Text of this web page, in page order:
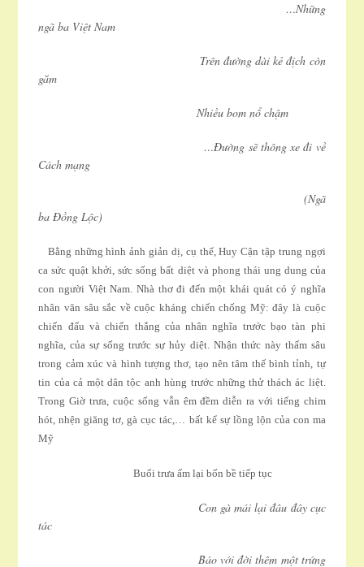
…Những
ngã ba Việt Nam
Trên đường dài kẻ địch còn
găm
Nhiều bom nổ chậm
…Ðường sẽ thông xe đi về
Cách mạng
(Ngã
ba Ðồng Lộc)
Bằng những hình ảnh giản dị, cụ thể, Huy Cận tập trung ngợi
ca sức quật khởi, sức sống bất diệt và phong thái ung dung của
con người Việt Nam. Nhà thơ đi đến một khái quát có ý nghĩa
nhân văn sâu sắc về cuộc kháng chiến chống Mỹ: đây là cuộc
chiến đấu và chiến thắng của nhân nghĩa trước bạo tàn phi
nghĩa, của sự sống trước sự hủy diệt. Nhận thức này thấm sâu
trong cảm xúc và hình tượng thơ, tạo nên tâm thế bình tỉnh, tự
tin của cả một dân tộc anh hùng trước những thử thách ác liệt.
Trong Giờ trưa, cuộc sống vẫn êm đềm diễn ra với tiếng chim
hót, nhện giăng tơ, gà cục tác,… bất kể sự lồng lộn của con ma
Mỹ
Buổi trưa ấm lại bốn bề tiếp tục
Con gà mái lại đâu đây cục
tác
Báo với đời thêm một trứng